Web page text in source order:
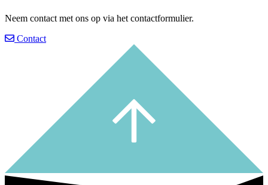
Neem contact met ons op via het contactformulier.
Contact